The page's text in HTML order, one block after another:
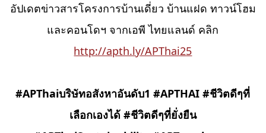
อัปเดตข่าวสารโครงการบ้านเดี่ยว บ้านแฝด ทาวน์โฮม
และคอนโดฯ จากเอพี ไทยแลนด์ คลิก
http://apth.ly/APThai25
#APThaiบริษัทอสังหาอันดับ1 #APTHAI #ชีวิตดีๆที่
เลือกเองได้ #ชีวิตดีๆที่ยั่งยืน